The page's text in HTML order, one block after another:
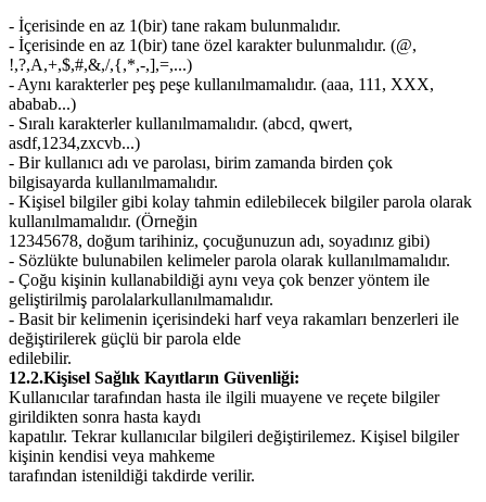
- İçerisinde en az 1(bir) tane rakam bulunmalıdır.
- İçerisinde en az 1(bir) tane özel karakter bulunmalıdır. (@,
!,?,A,+,$,#,&,/,{,*,-,],=,...)
- Aynı karakterler peş peşe kullanılmamalıdır. (aaa, 111, XXX,
ababab...)
- Sıralı karakterler kullanılmamalıdır. (abcd, qwert,
asdf,1234,zxcvb...)
- Bir kullanıcı adı ve parolası, birim zamanda birden çok
bilgisayarda kullanılmamalıdır.
- Kişisel bilgiler gibi kolay tahmin edilebilecek bilgiler parola olarak
kullanılmamalıdır. (Örneğin
12345678, doğum tarihiniz, çocuğunuzun adı, soyadınız gibi)
- Sözlükte bulunabilen kelimeler parola olarak kullanılmamalıdır.
- Çoğu kişinin kullanabildiği aynı veya çok benzer yöntem ile
geliştirilmiş parolalarkullanılmamalıdır.
- Basit bir kelimenin içerisindeki harf veya rakamları benzerleri ile
değiştirilerek güçlü bir parola elde
edilebilir.
12.2.Kişisel Sağlık Kayıtların Güvenliği:
Kullanıcılar tarafından hasta ile ilgili muayene ve reçete bilgiler
girildikten sonra hasta kaydı
kapatılır. Tekrar kullanıcılar bilgileri değiştirilemez. Kişisel bilgiler
kişinin kendisi veya mahkeme
tarafından istenildiği takdirde verilir.